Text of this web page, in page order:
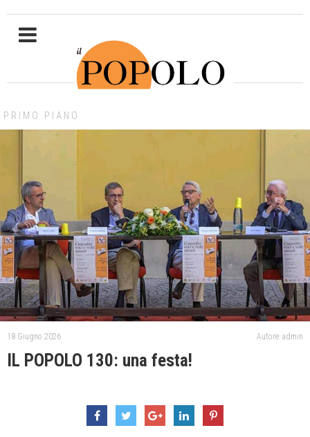
PRIMO PIANO
18 Giugno 2026 Autore: admin
IL POPOLO 130: una festa!